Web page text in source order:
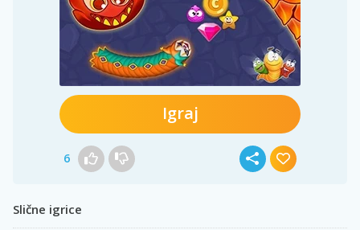
Igraj
6
Slične igrice